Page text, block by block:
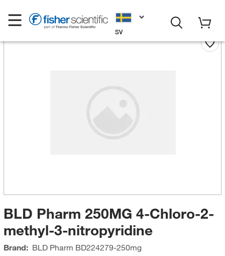
SV
BLD Pharm 250MG 4-Chloro-2-
methyl-3-nitropyridine
Brand: BLD Pharm BD224279-250mg